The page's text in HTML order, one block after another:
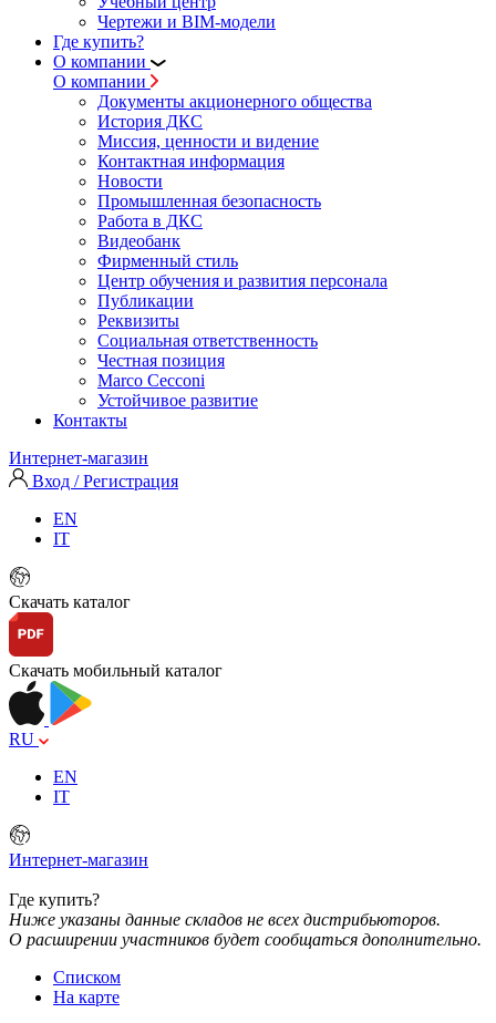
Чертежи и BIM-модели
Где купить?
О компании
О компании
Документы акционерного общества
История ДКС
Миссия, ценности и видение
Контактная информация
Новости
Промышленная безопасность
Работа в ДКС
Видеобанк
Фирменный стиль
Центр обучения и развития персонала
Публикации
Реквизиты
Социальная ответственность
Честная позиция
Marco Cecconi
Устойчивое развитие
Контакты
Интернет-магазин
Вход / Регистрация
EN
IT
Скачать каталог
Скачать мобильный каталог
RU
EN
IT
Интернет-магазин
Где купить?
Ниже указаны данные складов не всех дистрибьюторов.
О расширении участников будет сообщаться дополнительно.
Списком
На карте